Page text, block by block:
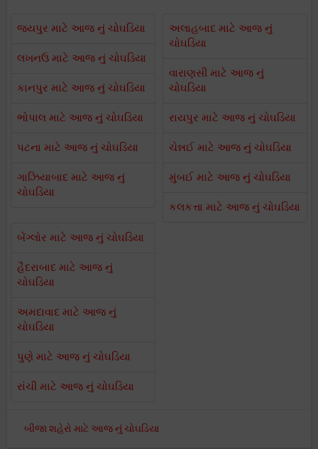
જયપુર માટે આજ નું ચોઘડિયા
લખનઉ માટે આજ નું ચોઘડિયા
કાનપુર માટે આજ નું ચોઘડિયા
ભોપાલ માટે આજ નું ચોઘડિયા
પટના માટે આજ નું ચોઘડિયા
ગાઝિયાબાદ માટે આજ નું
ચોઘડિયા
અલાહબાદ માટે આજ નું
ચોઘડિયા
વારાણસી માટે આજ નું
ચોઘડિયા
રાયપુર માટે આજ નું ચોઘડિયા
ચેન્નઈ માટે આજ નું ચોઘડિયા
મુંબઈ માટે આજ નું ચોઘડિયા
કલકત્તા માટે આજ નું ચોઘડિયા
બેંગ્લોર માટે આજ નું ચોઘડિયા
હૈદરાબાદ માટે આજ નું
ચોઘડિયા
અમદાવાદ માટે આજ નું
ચોઘડિયા
પુણે માટે આજ નું ચોઘડિયા
રાંચી માટે આજ નું ચોઘડિયા
બીજા શહેરો માટે આજ નું ચોઘડિયા